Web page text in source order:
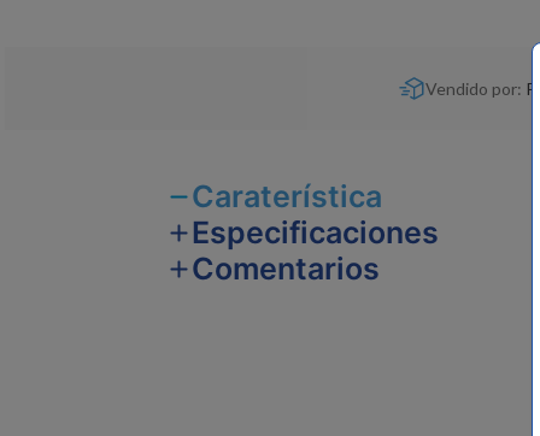
Vendido por:
Caraterística
Especificaciones
Comentarios